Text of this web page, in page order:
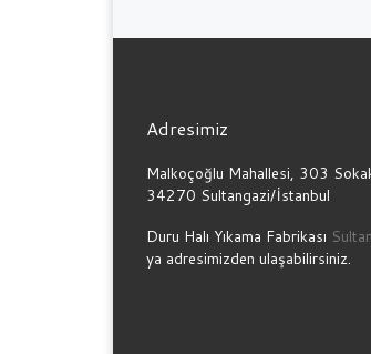
Adresimiz
Malkoçoğlu Mahallesi, 303
34270 Sultangazi/İstanbul
Duru Halı Yıkama Fabrikası
ya adresimizden ulaşabilirsiniz.